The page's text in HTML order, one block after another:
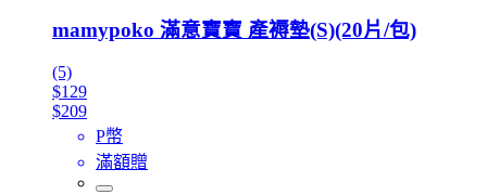
mamypoko 滿意寶寶 產褥墊(S)(20片/包)
(5)
$129
$209
P幣
滿額贈